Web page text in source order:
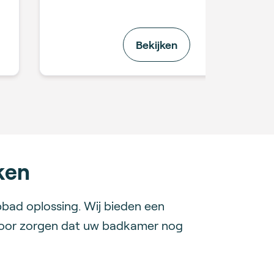
Bekijken
oplossing. Wij bieden een
zorgen dat uw badkamer nog